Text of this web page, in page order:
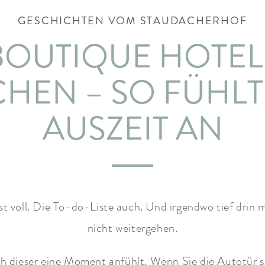
GESCHICHTEN VOM STAUDACHERHOF
– SO
AUSZEIT AN
voll. Die To-do-Liste auch. Und irgendwo tief drin
nicht weitergehen.
dieser eine Moment anfühlt. Wenn Sie die